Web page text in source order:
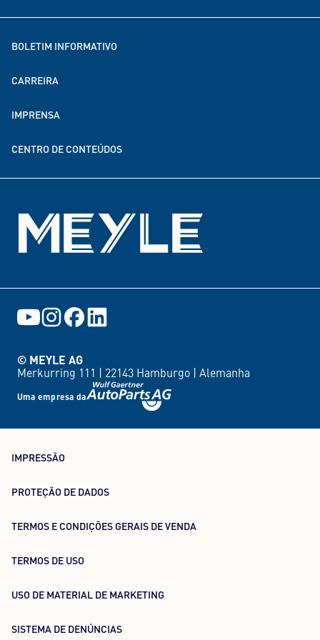
Eventos
© MEYLE AG
Merkurring 111 | 22143 Hamburgo | Alemanha
Uma empresa da
BOLETIM INFORMATIVO
CARREIRA
IMPRENSA
CENTRO DE CONTEÚDOS
IMPRESSÃO
PROTEÇÃO DE DADOS
TERMOS E CONDIÇÕES GERAIS DE VENDA
TERMOS DE USO
USO DE MATERIAL DE MARKETING
SISTEMA DE DENÚNCIAS